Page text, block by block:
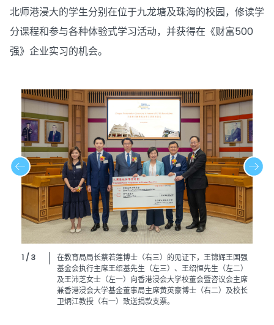
北师港浸大的学生分别在位于九龙塘及珠海的校园，修读学
分课程和参与各种体验式学习活动，并获得在《财富500
强》企业实习的机会。
1 / 3
在教育局局长蔡若莲博士（右三）的见证下，王锦辉王国强
基金会执行主席王绍基先生（左三）、王绍恒先生（左二）
及王沛芝女士（左一）向香港浸会大学校董会暨咨议会主席
兼香港浸会大学基金董事局主席黄英豪博士（右二）及校长
卫炳江教授（右一）致送捐款支票。